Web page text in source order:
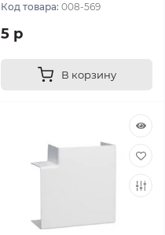
Код товара: 008-569
5 р
В корзину